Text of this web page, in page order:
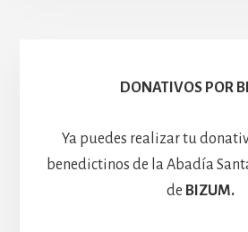
DONATIVOS POR
Ya puedes realizar tu
benedictinos de la Abadía
de BIZUM.